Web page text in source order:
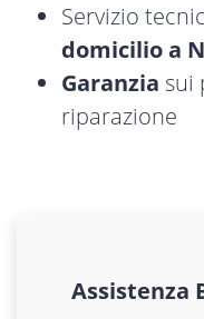
Servizio
domicilio a
Garanzia sui
riparazione
Assistenza